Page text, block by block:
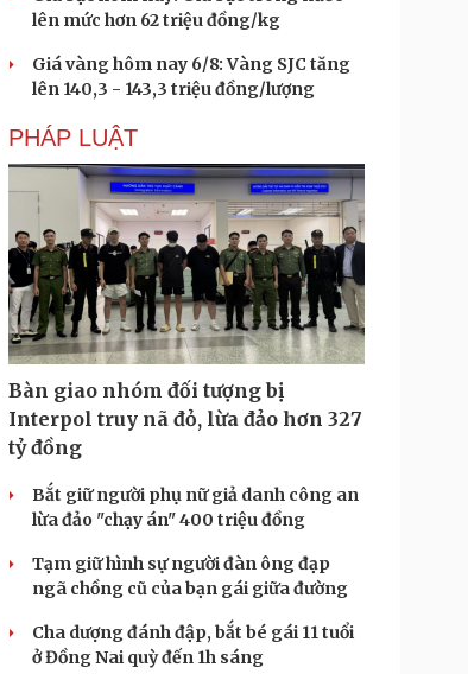
lên mức hơn 62 triệu đồng/kg
Giá vàng hôm nay 6/8: Vàng SJC tăng
lên 140,3 - 143,3 triệu đồng/lượng
PHÁP LUẬT
Bàn giao nhóm đối tượng bị
Interpol truy nã đỏ, lừa đảo hơn 327
tỷ đồng
Bắt giữ người phụ nữ giả danh công an
lừa đảo "chạy án" 400 triệu đồng
Tạm giữ hình sự người đàn ông đạp
ngã chồng cũ của bạn gái giữa đường
Cha dượng đánh đập, bắt bé gái 11 tuổi
ở Đồng Nai quỳ đến 1h sáng